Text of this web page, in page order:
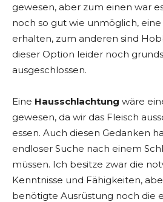
gewesen, aber zum einen war
noch so gut wie unmöglich,
erhalten, zum anderen sind
dieser Option leider noch
ausgeschlossen.
Eine Hausschlachtung wäre
gewesen, da wir das Fleisch
essen. Auch diesen Gedanken
endloser Suche nach einem
müssen. Ich besitze zwar die
Kenntnisse und Fähigkeiten,
benötigte Ausrüstung noch die